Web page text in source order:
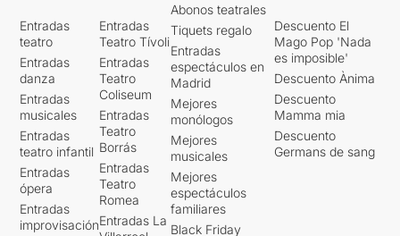
Entradas
teatro
Entradas
danza
Entradas
musicales
Entradas
teatro infantil
Entradas
ópera
Entradas
improvisación
Entradas
Teatro Tívoli
Entradas
Teatro
Coliseum
Entradas
Teatro
Borrás
Entradas
Teatro
Romea
Entradas La
Abonos teatrales
Tiquets regalo
Entradas
espectáculos en
Madrid
Mejores
monólogos
Mejores
musicales
Mejores
espectáculos
familiares
Black Friday
Descuento El
Mago Pop 'Nada
es imposible'
Descuento Ànima
Descuento
Mamma mia
Descuento
Germans de sang